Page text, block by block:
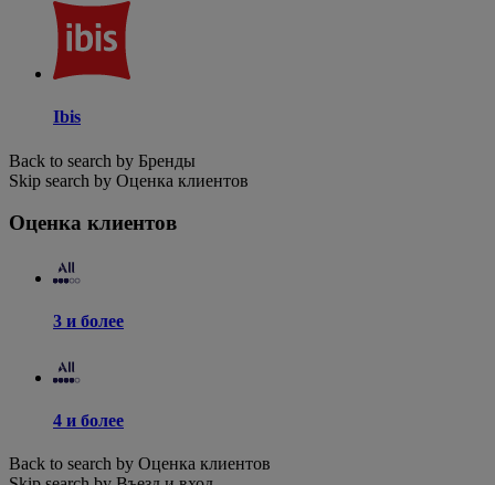
Ibis
Back to search by Бренды
Skip search by Оценка клиентов
Оценка клиентов
3 и более
4 и более
Back to search by Оценка клиентов